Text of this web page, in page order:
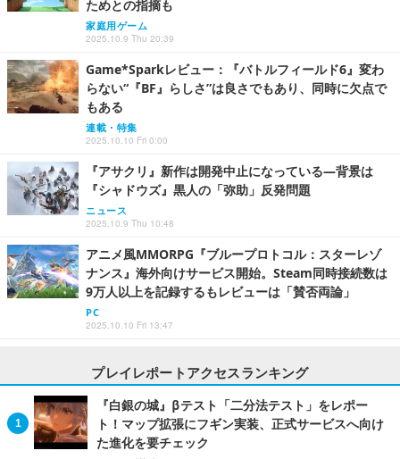
ためとの指摘も
家庭用ゲーム
2025.10.9 Thu 20:39
Game*Sparkレビュー：『バトルフィールド6』変わ
らない“『BF』らしさ”は良さでもあり、同時に欠点で
もある
連載・特集
2025.10.10 Fri 0:00
『アサクリ』新作は開発中止になっている―背景は
『シャドウズ』黒人の「弥助」反発問題
ニュース
2025.10.9 Thu 10:48
アニメ風MMORPG『ブループロトコル：スターレゾ
ナンス』海外向けサービス開始。Steam同時接続数は
9万人以上を記録するもレビューは「賛否両論」
PC
2025.10.10 Fri 13:47
プレイレポートアクセスランキング
『白銀の城』βテスト「二分法テスト」をレポー
ト！マップ拡張にフギン実装、正式サービスへ向け
た進化を要チェック